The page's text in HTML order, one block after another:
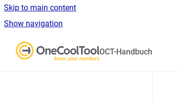
Skip to main content
Show navigation
OCT-Handbuch